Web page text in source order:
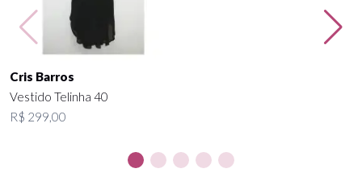
Cris Barros
Vestido Telinha 40
R$ 299,00